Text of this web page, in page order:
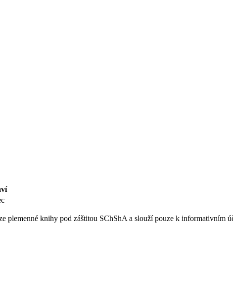
plemenné knihy pod záštitou SChShA a slouží pouze k